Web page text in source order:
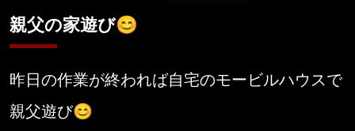
親父の家遊び😊
昨日の作業が終われば自宅のモービルハウスで
親父遊び😊